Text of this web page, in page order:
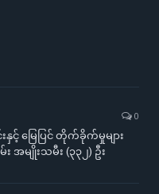
0
င့် မြေပြင် တိုက်ခိုက်မှုများ
း အမျိုးသမီး (၃၃၂) ဦး